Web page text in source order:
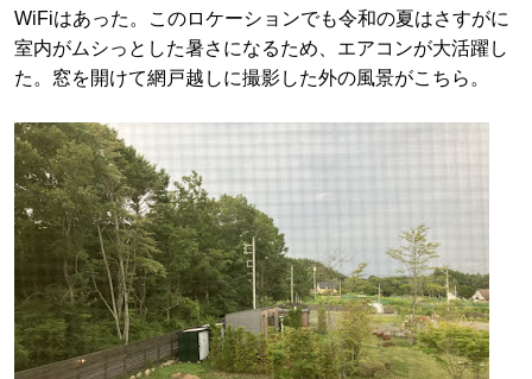
WiFiはあった。このロケーションでも令和の夏はさすがに
室内がムシっとした暑さになるため、エアコンが大活躍し
た。窓を開けて網戸越しに撮影した外の風景がこちら。